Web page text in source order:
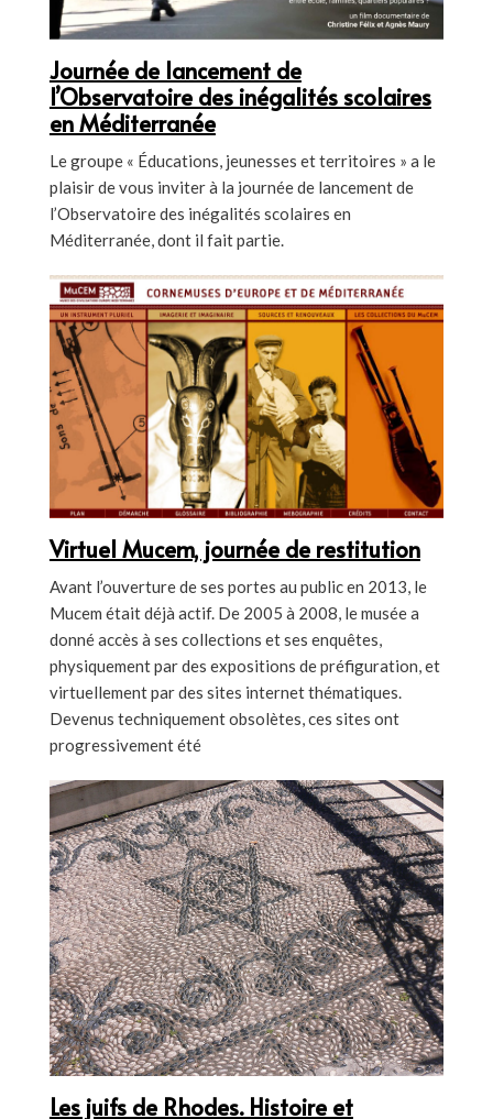
Journée de lancement de
l’Observatoire des inégalités scolaires
en Méditerranée
Le groupe « Éducations, jeunesses et territoires » a le
plaisir de vous inviter à la journée de lancement de
l’Observatoire des inégalités scolaires en
Méditerranée, dont il fait partie.
Virtuel Mucem, journée de restitution
Avant l’ouverture de ses portes au public en 2013, le
Mucem était déjà actif. De 2005 à 2008, le musée a
donné accès à ses collections et ses enquêtes,
physiquement par des expositions de préfiguration, et
virtuellement par des sites internet thématiques.
Devenus techniquement obsolètes, ces sites ont
progressivement été
Les juifs de Rhodes. Histoire et